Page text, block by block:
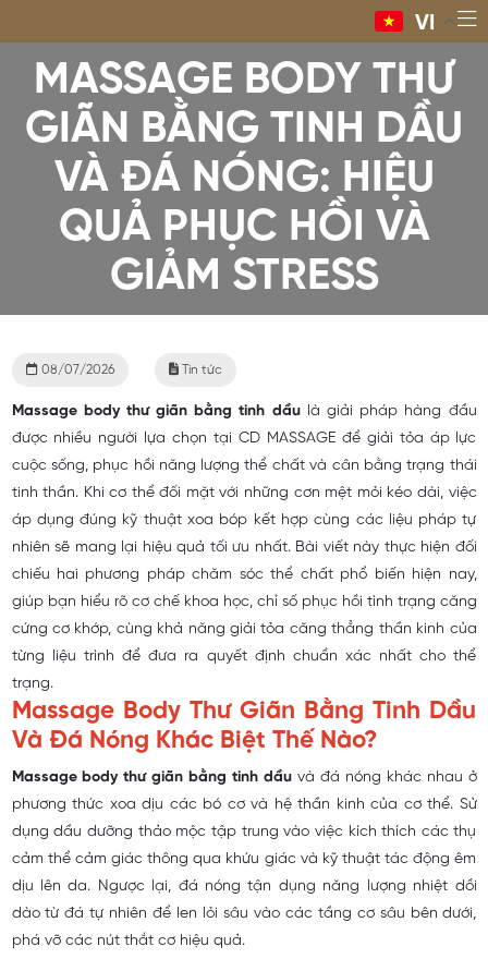
VI
MASSAGE BODY THƯ
GIÃN BẰNG TINH DẦU
VÀ ĐÁ NÓNG: HIỆU
QUẢ PHỤC HỒI VÀ
GIẢM STRESS
08/07/2026 Tin tức
Massage body thư giãn bằng tinh dầulà giải pháp hàng đầu
được nhiều người lựa chọn tại CD MASSAGE để giải tỏa áp lực
cuộc sống, phục hồi năng lượng thể chất và cân bằng trạng thái
tinh thần. Khi cơ thể đối mặt với những cơn mệt mỏi kéo dài, việc
áp dụng đúng kỹ thuật xoa bóp kết hợp cùng các liệu pháp tự
nhiên sẽ mang lại hiệu quả tối ưu nhất. Bài viết này thực hiện đối
chiếu hai phương phápchăm sóc thể chất phổ biến hiện nay,
giúp bạn hiểu rõ cơ chế khoa học, chỉ số phục hồi tình trạng căng
cứng cơ khớp, cùng khả năng giải tỏa căng thẳng thần kinh của
từng liệu trình để đưa ra quyết định chuẩn xác nhất cho thể
trạng.
Massage Body Thư Giãn Bằng Tinh Dầu
Và Đá Nóng Khác Biệt Thế Nào?
Massage body thư giãn bằng tinh dầu và đá nóng khác nhau ở
phương thức xoa dịu các bó cơ và hệ thần kinh của cơ thể. Sử
dụng dầu dưỡng thảo mộc tập trung vào việc kích thích các thụ
cảm thể cảm giác thông qua khứu giác và kỹ thuật tác động êm
dịu lên da. Ngược lại, đá nóng tận dụng năng lượng nhiệt dồi
dào từ đá tự nhiên để len lỏi sâu vào các tầng cơ sâu bên dưới,
phá vỡ các nút thắt cơ hiệu quả.